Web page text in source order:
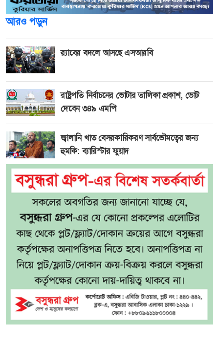
আরও পড়ুন
র‍্যাবের বদলে আসছে এসআরবি
রাষ্ট্রপতি নির্বাচনের ভোটার তালিকা প্রকাশ, ভোট
দেবেন ৩৪৯ এমপি
জ্বালানি খাত বেসরকারিকরণ সার্বভৌমত্বের জন্য
হুমকি: ব্যারিস্টার ফুয়াদ